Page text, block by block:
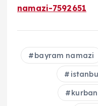
namazi-7592651
bayram namazi